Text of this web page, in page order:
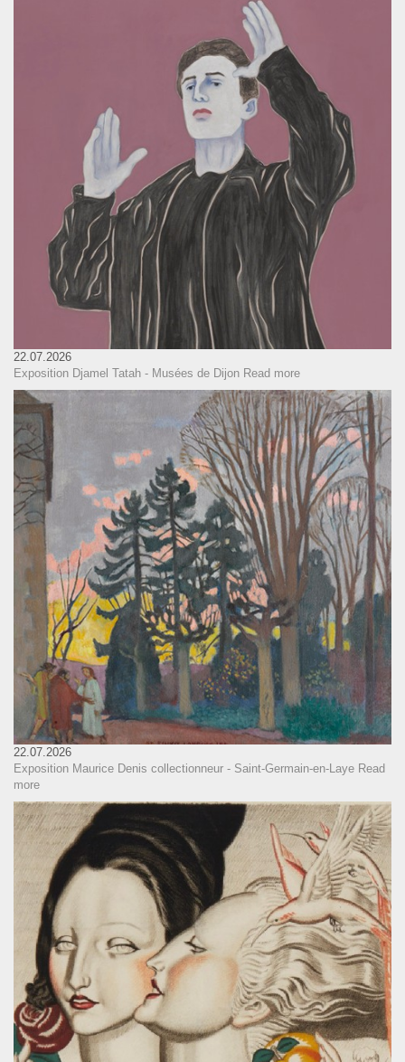
22.07.2026
Exposition Djamel Tatah - Musées de Dijon Read more
22.07.2026
Exposition Maurice Denis collectionneur - Saint-Germain-en-Laye Read
more